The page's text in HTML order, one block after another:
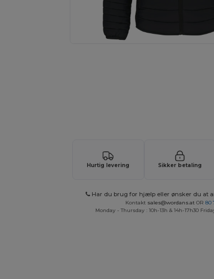
Hurtig levering Sikker betaling
Har du brug for hjælp eller ønsker du at
Kontakt sales@wordans.at OR80
Monday - Thursday : 10h-13h & 14h-17h30